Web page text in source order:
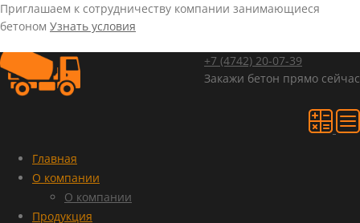
Приглашаем к сотрудничеству компании занимающиеся
бетоном Узнать условия
+7 (4742) 20-07-39
Закажи бетон прямо сейчас
Главная
О компании
О компании
Продукция